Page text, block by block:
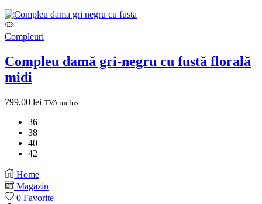
Compleuri
Compleu damă gri-negru cu fustă florală
midi
799,00 lei TVA inclus
36
38
40
42
Home
Magazin
0 Favorite